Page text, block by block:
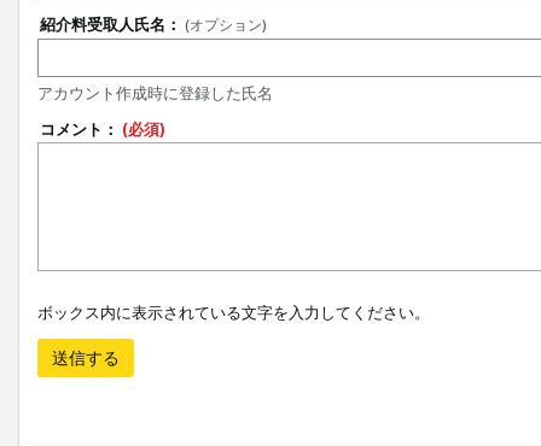
紹介料受取人氏名： (オプション)
アカウント作成時に登録した氏名
コメント： (必須)
ボックス内に表示されている文字を入力してください。
送信する